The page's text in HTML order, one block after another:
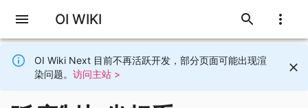
OI WIKI
OI Wiki Next 目前不再活跃开发，部分页面可能出现渲
染问题。 访问主站 >